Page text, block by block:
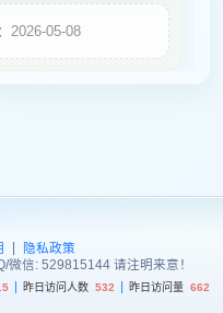
2026-05-08
|
隐私政策
微信: 529815144 请注明来意！
昨日访问人数 532 昨日访问量 662